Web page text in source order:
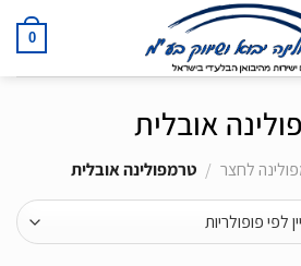
0
אובלית
לחצר / טרמפולינה אובלית